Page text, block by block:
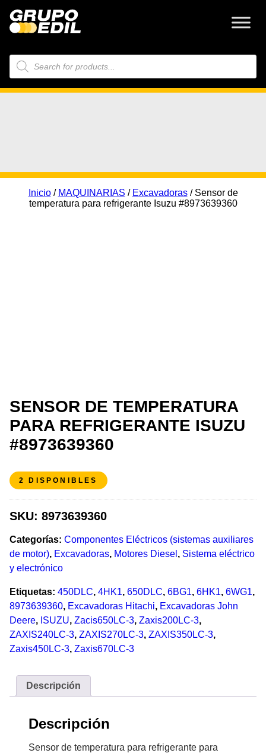
Búsqueda
de
productos
Inicio/ MAQUINARIAS / Excavadoras/ Sensor de
temperatura para refrigerante Isuzu #8973639360
SENSOR DE TEMPERATURA
PARA REFRIGERANTE ISUZU
#8973639360
2 DISPONIBLES
SKU: 8973639360
Categorías: Componentes Eléctricos (sistemas auxiliares
de motor), Excavadoras, Motores Diesel , Sistema eléctrico
y electrónico
Etiquetas: 450DLC, 4HK1, 650DLC, 6BG1, 6HK1, 6WG1,
8973639360, Excavadoras Hitachi, Excavadoras John
Deere, ISUZU, Zacis650LC-3, Zaxis200LC-3,
ZAXIS240LC-3, ZAXIS270LC-3, ZAXIS350LC-3,
Zaxis450LC-3, Zaxis670LC-3
Descripción
Descripción
Sensor de temperatura para refrigerante para